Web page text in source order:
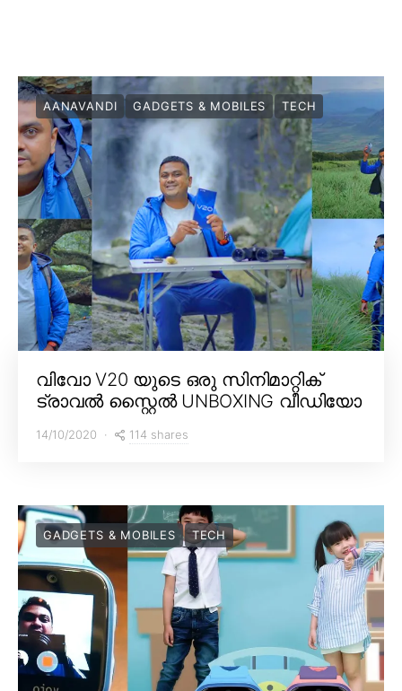
AANAVANDI GADGETS & MOBILES TECH
വിവോ V20 യുടെ ഒരു സിനിമാറ്റിക്
ട്രാവൽ സ്റ്റൈൽ UNBOXING വീഡിയോ
14/10/2020 114 shares
GADGETS & MOBILES TECH